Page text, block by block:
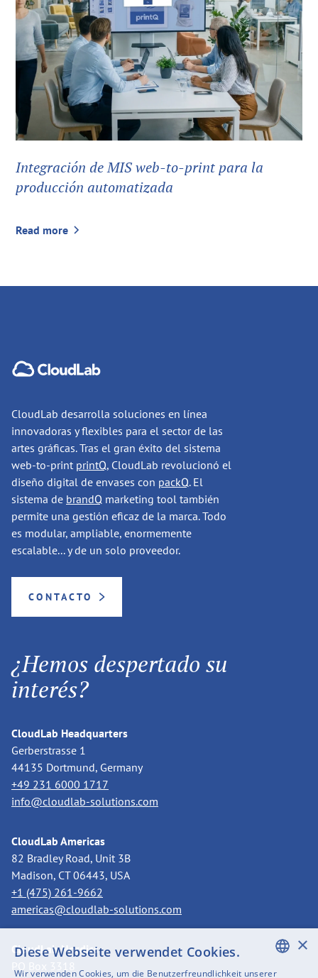
Integración de MIS web-to-print para la
producción automatizada
Read more
CloudLab desarrolla soluciones en línea
innovadoras y flexibles para el sector de las
artes gráficas. Tras el gran éxito del sistema
web-to-print printQ, CloudLab revolucionó el
diseño digital de envases con packQ. El
sistema de brandQ marketing tool también
permite una gestión eficaz de la marca. Todo
es modular, ampliable, enormemente
escalable... y de un solo proveedor.
CONTACTO
¿Hemos despertado su
interés?
CloudLab Headquarters
Gerberstrasse 1
44135 Dortmund, Germany
+49 231 6000 1717
info@cloudlab-solutions.com
CloudLab Americas
82 Bradley Road, Unit 3B
Madison, CT 06443, USA
+1 (475) 261-9662
americas@cloudlab-solutions.com
CloudLab Nordics
×
Diese Webseite verwendet Cookies.
Wir verwenden Cookies, um die Benutzerfreundlichkeit unserer